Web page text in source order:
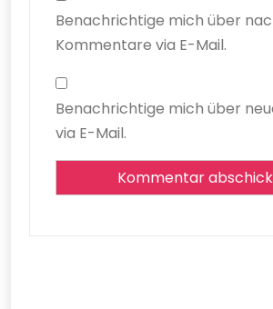
Benachrichtige mich über
Kommentare via E-Mail.
Benachrichtige mich über
via E-Mail.